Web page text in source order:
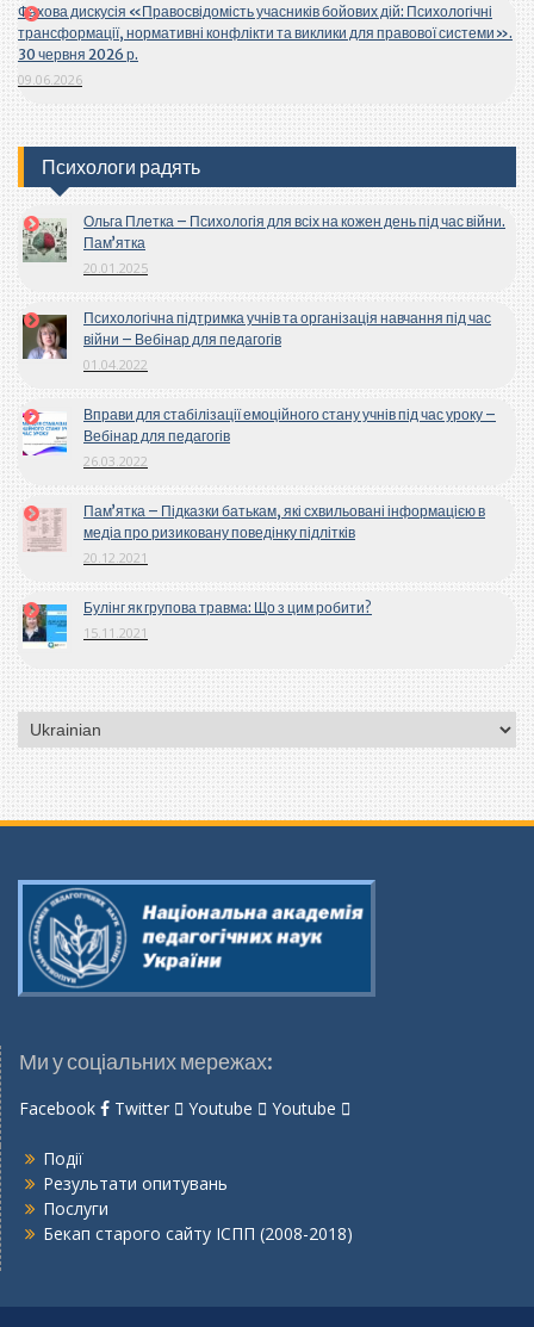
Фахова дискусія «Правосвідомість учасників бойових дій: Психологічні
трансформації, нормативні конфлікти та виклики для правової системи».
30 червня 2026 р.
09.06.2026
Психологи радять
Ольга Плетка – Психологія для всіх на кожен день під час війни.
Пам’ятка
20.01.2025
Психологічна підтримка учнів та організація навчання під час
війни – Вебінар для педагогів
01.04.2022
Вправи для стабілізації емоційного стану учнів під час уроку –
Вебінар для педагогів
26.03.2022
Пам’ятка – Підказки батькам, які схвильовані інформацією в
медіа про ризиковану поведінку підлітків
20.12.2021
Булінг як групова травма: Що з цим робити?
15.11.2021
Вибрати
мову
Ми у соціальних мережах:
Facebook Twitter Youtube Youtube
Події
Результати опитувань
Послуги
Бекап старого сайту ІСПП (2008-2018)